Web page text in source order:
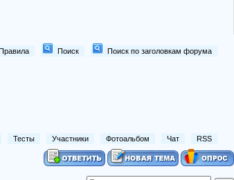
Поиск Поиск по заголовкам форума
Тесты Участники Фотоальбом Чат RSS